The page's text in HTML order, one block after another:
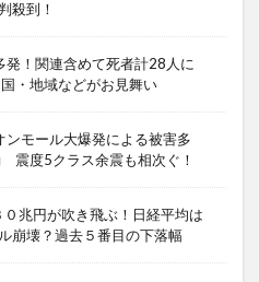
殺到！
発！関連含めて死者計28人に
・地域などがお見舞い
ンモール大爆発による被害多
震度5クラス余震も相次ぐ！
兆円が吹き飛ぶ！日経平均は
崩壊？過去５番目の下落幅